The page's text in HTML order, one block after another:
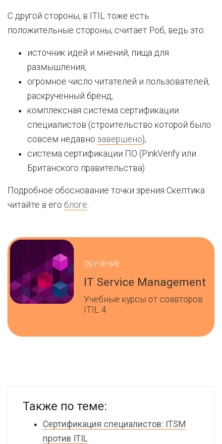
С другой стороны, в ITIL тоже есть
положительные стороны, считает Роб, ведь это:
источник идей и мнений, пища для
размышления,
огромное число читателей и пользователей,
раскрученный бренд,
комплексная система сертификации
специалистов (строительство которой было
совсем недавно завершено),
система сертификации ПО (PinkVerify или
Британского правительства)
Подробное обоснование точки зрения Скептика
читайте в его блоге.
ОБУЧЕНИЕ
IT Service Management
Учебные курсы от соавторов
ITIL 4
Также по теме:
Сертификация специалистов: ITSM
против ITIL